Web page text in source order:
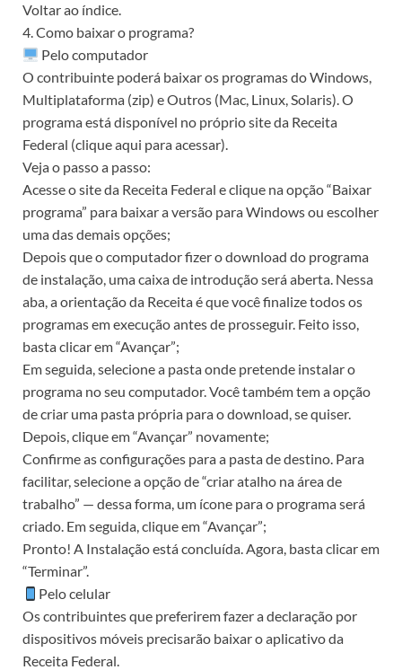
Voltar ao índice.
4. Como baixar o programa?
Pelo computador
O contribuinte poderá baixar os programas do Windows,
Multiplataforma (zip) e Outros (Mac, Linux, Solaris). O
programa está disponível no próprio site da Receita
Federal (clique aqui para acessar).
Veja o passo a passo:
Acesse o site da Receita Federal e clique na opção “Baixar
programa” para baixar a versão para Windows ou escolher
uma das demais opções;
Depois que o computador fizer o download do programa
de instalação, uma caixa de introdução será aberta. Nessa
aba, a orientação da Receita é que você finalize todos os
programas em execução antes de prosseguir. Feito isso,
basta clicar em “Avançar”;
Em seguida, selecione a pasta onde pretende instalar o
programa no seu computador. Você também tem a opção
de criar uma pasta própria para o download, se quiser.
Depois, clique em “Avançar” novamente;
Confirme as configurações para a pasta de destino. Para
facilitar, selecione a opção de “criar atalho na área de
trabalho” — dessa forma, um ícone para o programa será
criado. Em seguida, clique em “Avançar”;
Pronto! A Instalação está concluída. Agora, basta clicar em
“Terminar”.
Pelo celular
Os contribuintes que preferirem fazer a declaração por
dispositivos móveis precisarão baixar o aplicativo da
Receita Federal.